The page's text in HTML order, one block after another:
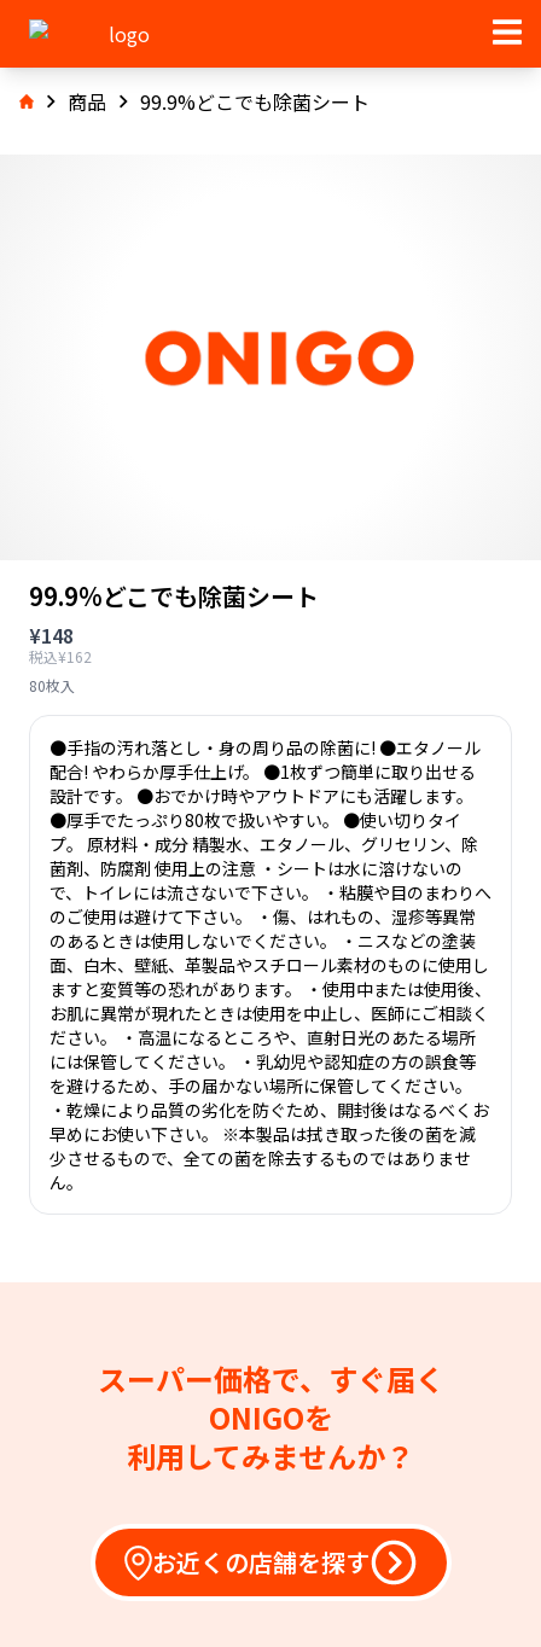
商品 99.9%どこでも除菌シート
99.9%どこでも除菌シート
¥148
税込¥162
80枚入
●手指の汚れ落とし・身の周り品の除菌に! ●エタノール
配合! やわらか厚手仕上げ。 ●1枚ずつ簡単に取り出せる
設計です。 ●おでかけ時やアウトドアにも活躍します。
●厚手でたっぷり80枚で扱いやすい。 ●使い切りタイ
プ。 原材料・成分 精製水、エタノール、グリセリン、除
菌剤、防腐剤 使用上の注意 ・シートは水に溶けないの
で、トイレには流さないで下さい。 ・粘膜や目のまわりへ
のご使用は避けて下さい。 ・傷、はれもの、湿疹等異常
のあるときは使用しないでください。 ・ニスなどの塗装
面、白木、壁紙、革製品やスチロール素材のものに使用し
ますと変質等の恐れがあります。 ・使用中または使用後、
お肌に異常が現れたときは使用を中止し、医師にご相談く
ださい。 ・高温になるところや、直射日光のあたる場所
には保管してください。 ・乳幼児や認知症の方の誤食等
を避けるため、手の届かない場所に保管してください。
・乾燥により品質の劣化を防ぐため、開封後はなるべくお
早めにお使い下さい。 ※本製品は拭き取った後の菌を減
少させるもので、全ての菌を除去するものではありませ
ん。
スーパー価格で、すぐ届く
ONIGOを
利用してみませんか？
お近くの店舗を探す